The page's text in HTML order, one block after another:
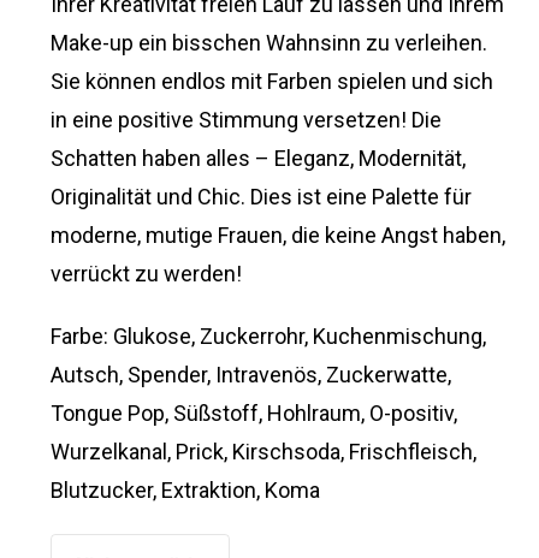
Make-up ein bisschen Wahnsinn zu verleihen.
Sie können endlos mit Farben spielen und sich
in eine positive Stimmung versetzen! Die
Schatten haben alles – Eleganz, Modernität,
Originalität und Chic. Dies ist eine Palette für
moderne, mutige Frauen, die keine Angst haben,
verrückt zu werden!
Farbe: Glukose, Zuckerrohr, Kuchenmischung,
Autsch, Spender, Intravenös, Zuckerwatte,
Tongue Pop, Süßstoff, Hohlraum, O-positiv,
Wurzelkanal, Prick, Kirschsoda, Frischfleisch,
Blutzucker, Extraktion, Koma